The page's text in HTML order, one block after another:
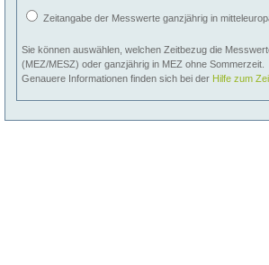
Zeitangabe der Messwerte ganzjährig in
Sie können auswählen, welchen Zeitbezug die
(MEZ/MESZ) oder ganzjährig in MEZ ohne Sommerzeit.
Genauere Informationen finden sich bei der Hilfe zum